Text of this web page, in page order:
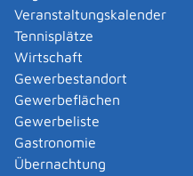
Veranstaltungskalender
Tennisplätze
Wirtschaft
Gewerbestandort
Gewerbeflächen
Gewerbeliste
Gastronomie
Übernachtung
Anlagen mitteilen
Änderung der
Änderung des
Maßnahme beantragen
Änderung des
Stadt oder Gemeinde
Änderung nach
Bürgergeld mitteilen